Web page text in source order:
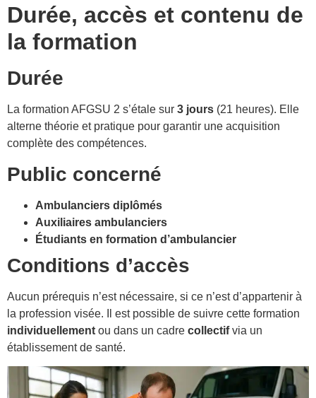
Durée, accès et contenu de
la formation
Durée
La formation AFGSU 2 s’étale sur 3 jours (21 heures). Elle
alterne théorie et pratique pour garantir une acquisition
complète des compétences.
Public concerné
Ambulanciers diplômés
Auxiliaires ambulanciers
Étudiants en formation d’ambulancier
Conditions d’accès
Aucun prérequis n’est nécessaire, si ce n’est d’appartenir à
la profession visée. Il est possible de suivre cette formation
individuellement ou dans un cadre collectifvia un
établissement de santé.